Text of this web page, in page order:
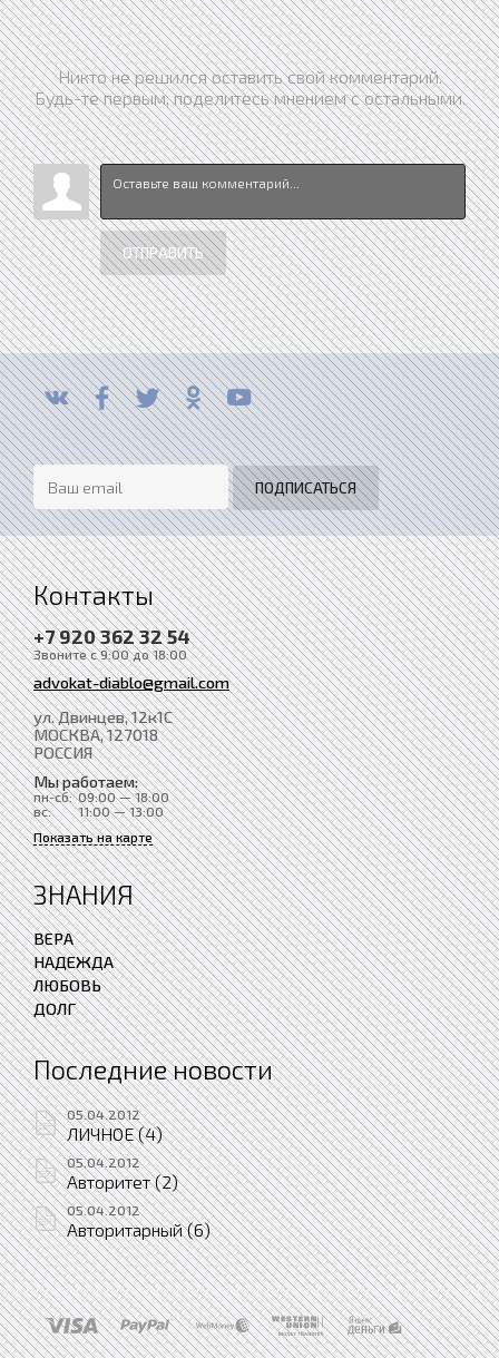
Никто не решился оставить свой комментарий.
Будь-те первым, поделитесь мнением с остальными.
ОТПРАВИТЬ
Контакты
+7 920 362 32 54
Звоните с 9:00 до 18:00
advokat-diablo@gmail.com
ул. Двинцев, 12к1С
МОСКВА, 127018
РОССИЯ
Мы работаем:
пн-сб: 09:00 — 18:00
вс:
11:00 — 13:00
Показать на карте
ЗНАНИЯ
ВЕРА
НАДЕЖДА
ЛЮБОВЬ
ДОЛГ
Последние новости
05.04.2012
ЛИЧНОЕ (4)
05.04.2012
Авторитет (2)
05.04.2012
Авторитарный (6)